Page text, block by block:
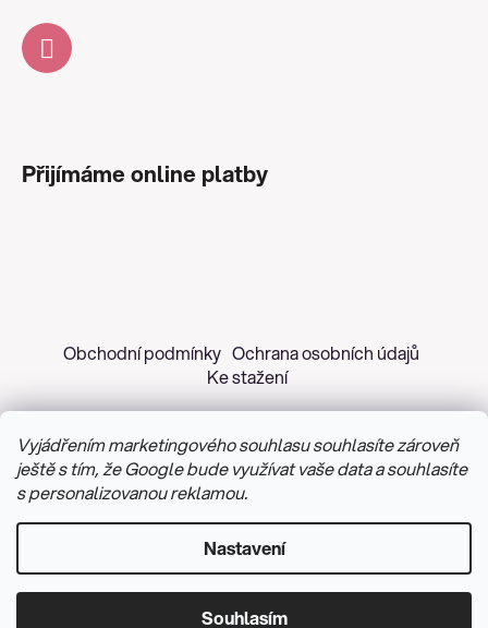
Vyjádřením marketingového souhlasu souhlasíte zároveň
ještě s tím, že Google bude využívat vaše data a souhlasíte
s personalizovanou reklamou.
Nastavení
Souhlasím
Přijímáme online platby
Obchodní podmínky Ochrana osobních údajů
Ke stažení
Vytvořil Shoptet&PekneWeby
Upravit nastavení cookies